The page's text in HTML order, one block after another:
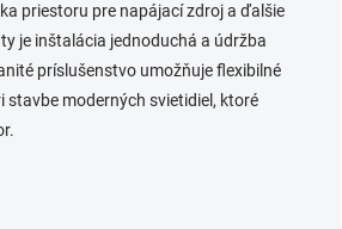
priestoru pre napájací zdroj a ďalšie
je inštalácia jednoduchá a údržba
príslušenstvo umožňuje flexibilné
stavbe moderných svietidiel, ktoré